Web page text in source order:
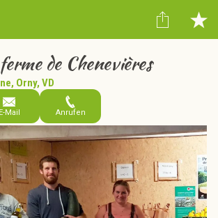
de Chenevières
Orny, VD
E-Mail Anrufen